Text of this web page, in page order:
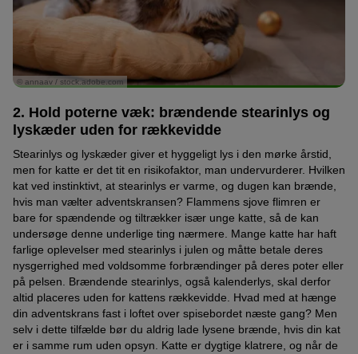
© annaav / stock.adobe.com
2. Hold poterne væk: brændende stearinlys og
lyskæder uden for rækkevidde
Stearinlys og lyskæder giver et hyggeligt lys i den mørke årstid,
men for katte er det tit en risikofaktor, man undervurderer. Hvilken
kat ved instinktivt, at stearinlys er varme, og dugen kan brænde,
hvis man vælter adventskransen? Flammens sjove flimren er
bare for spændende og tiltrækker især unge katte, så de kan
undersøge denne underlige ting nærmere. Mange katte har haft
farlige oplevelser med stearinlys i julen og måtte betale deres
nysgerrighed med voldsomme forbrændinger på deres poter eller
på pelsen. Brændende stearinlys, også kalenderlys, skal derfor
altid placeres uden for kattens rækkevidde. Hvad med at hænge
din adventskrans fast i loftet over spisebordet næste gang? Men
selv i dette tilfælde bør du aldrig lade lysene brænde, hvis din kat
er i samme rum uden opsyn. Katte er dygtige klatrere, og når de